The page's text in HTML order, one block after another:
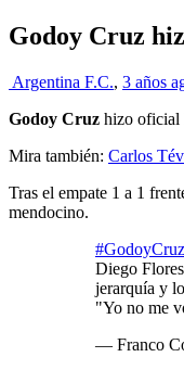
Godoy Cruz
Argentina F.C., 3 años
Godoy Cruz hizo oficial
Mira también: Carlos
Tras el empate 1 a 1
mendocino.
#GodoyCruz
Diego
jerarquía y
"Yo no me
— Franco